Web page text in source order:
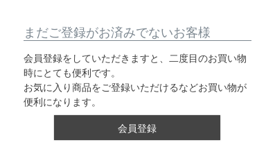
まだご登録がお済みでないお客様
会員登録をしていただきますと、二度目のお買い物
時にとても便利です。
お気に入り商品をご登録いただけるなどお買い物が
便利になります。
会員登録